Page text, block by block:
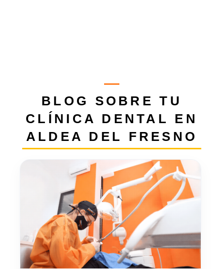
BLOG SOBRE TU
CLÍNICA DENTAL EN
ALDEA DEL FRESNO